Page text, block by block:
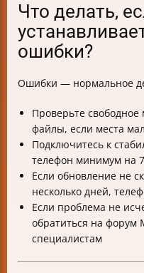
Что делать,
ошибки?
Ошибки — нормальное
Проверьте
файлы, если места
Подключитесь к
телефон минимум на
Если обновление не
несколько дней,
Если проблема не
обратиться на форум
специалистам